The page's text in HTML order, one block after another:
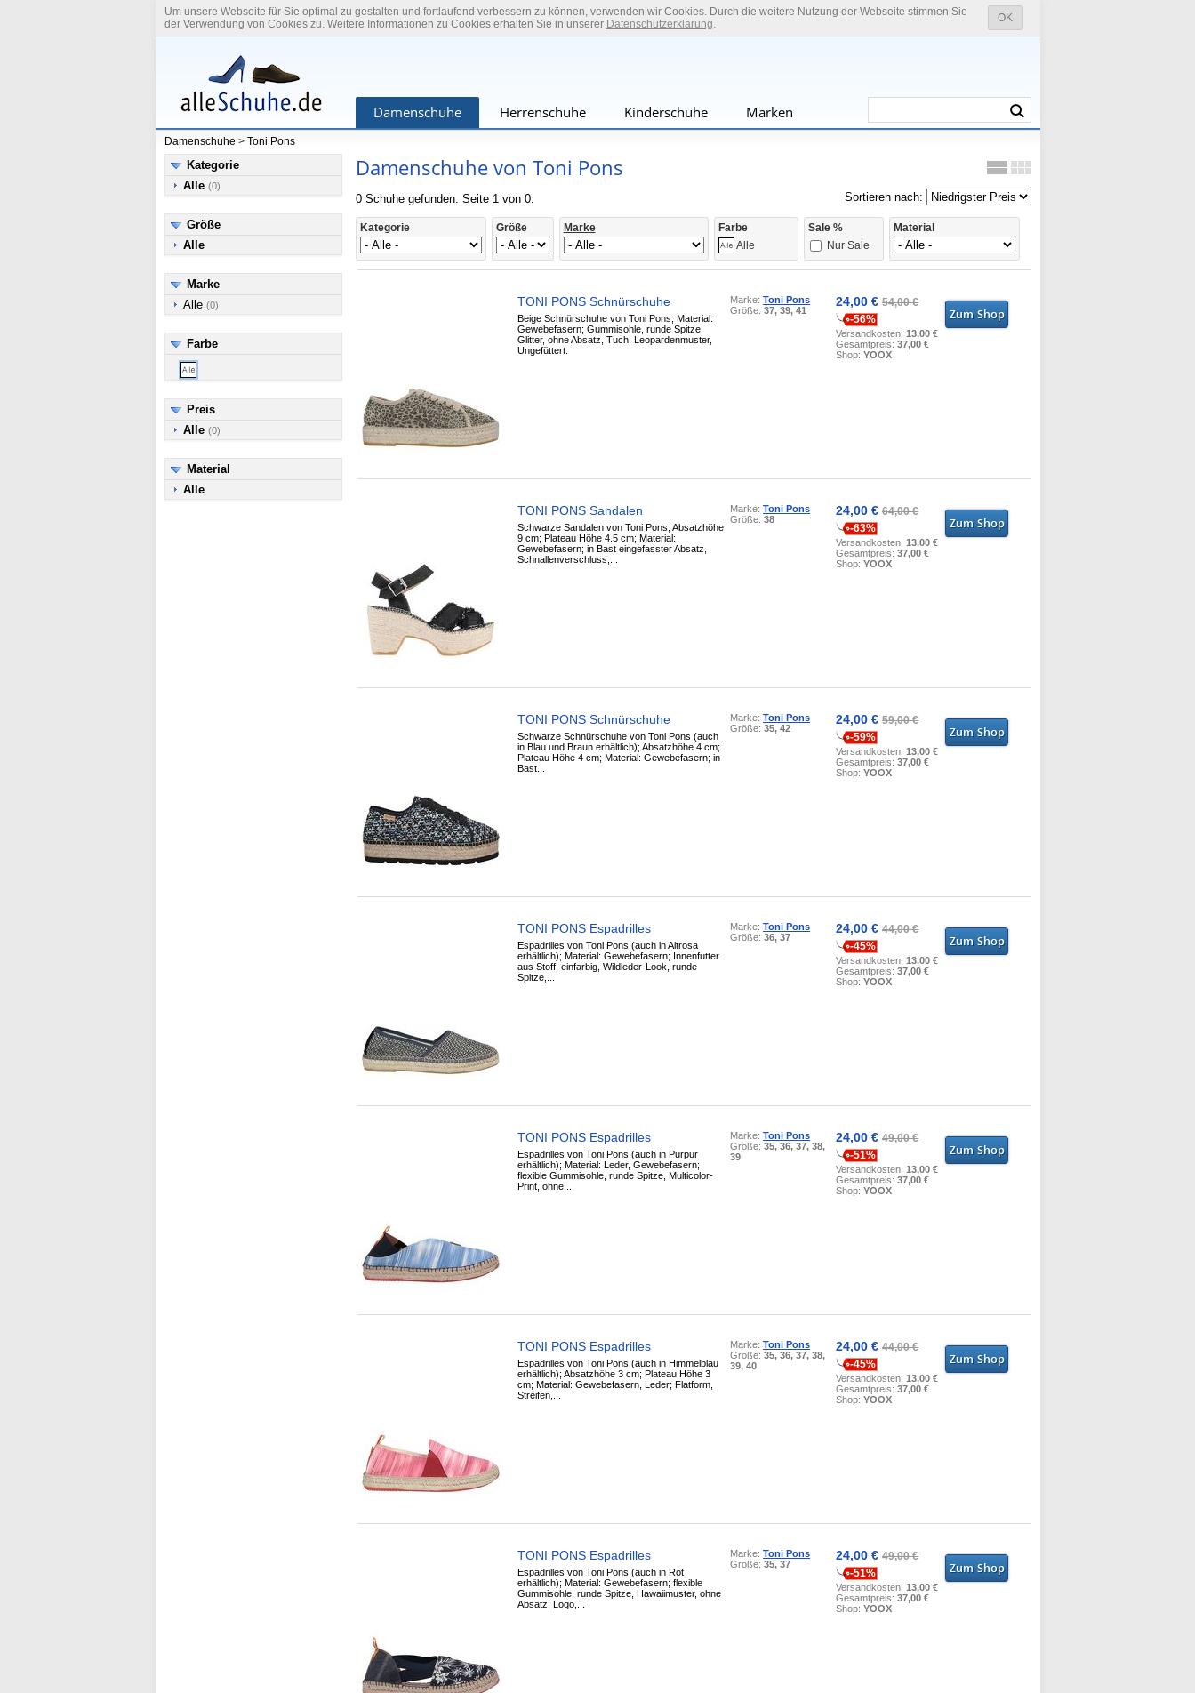
OK
Um unsere Webseite für Sie optimal zu gestalten und fortlaufend verbessern zu können, verwenden wir Cookies. Durch die weitere Nutzung der Webseite stimmen Sie
der Verwendung von Cookies zu. Weitere Informationen zu Cookies erhalten Sie in unserer Datenschutzerklärung.
Damenschuhe Herrenschuhe Kinderschuhe Marken
Damenschuhe> Toni Pons
Kategorie
Alle (0)
Größe
Alle
Marke
Alle (0)
Farbe
Preis
Alle (0)
Material
Alle
Damenschuhe von Toni Pons
Sortieren nach:
0 Schuhe gefunden. Seite 1 von 0.
Kategorie Größe Marke
Farbe
Alle
Sale %
Nur Sale
Material
TONI PONS Schnürschuhe
Beige Schnürschuhe von Toni Pons; Material:
Gewebefasern; Gummisohle, runde Spitze,
Glitter, ohne Absatz, Tuch, Leopardenmuster,
Ungefüttert.
Marke:Toni Pons
Größe:37, 39, 41
24,00 €54,00 €
-56%
Versandkosten:13,00 €
Gesamtpreis:37,00 €
Shop:YOOX
TONI PONS Sandalen
Schwarze Sandalen von Toni Pons; Absatzhöhe
9 cm; Plateau Höhe 4.5 cm; Material:
Gewebefasern; in Bast eingefasster Absatz,
Schnallenverschluss,...
Marke:Toni Pons
Größe:38
24,00 €64,00 €
-63%
Versandkosten:13,00 €
Gesamtpreis:37,00 €
Shop:YOOX
TONI PONS Schnürschuhe
Schwarze Schnürschuhe von Toni Pons (auch
in Blau und Braun erhältlich); Absatzhöhe 4 cm;
Plateau Höhe 4 cm; Material: Gewebefasern; in
Bast...
Marke:Toni Pons
Größe:35, 42
24,00 €59,00 €
-59%
Versandkosten:13,00 €
Gesamtpreis:37,00 €
Shop:YOOX
TONI PONS Espadrilles
Espadrilles von Toni Pons (auch in Altrosa
erhältlich); Material: Gewebefasern; Innenfutter
aus Stoff, einfarbig, Wildleder-Look, runde
Spitze,...
Marke:Toni Pons
Größe:36, 37
24,00 €44,00 €
-45%
Versandkosten:13,00 €
Gesamtpreis:37,00 €
Shop:YOOX
TONI PONS Espadrilles
Espadrilles von Toni Pons (auch in Purpur
erhältlich); Material: Leder, Gewebefasern;
flexible Gummisohle, runde Spitze, Multicolor-
Print, ohne...
Marke:Toni Pons
Größe:35, 36, 37, 38,
39
24,00 €49,00 €
-51%
Versandkosten:13,00 €
Gesamtpreis:37,00 €
Shop:YOOX
TONI PONS Espadrilles
Espadrilles von Toni Pons (auch in Himmelblau
erhältlich); Absatzhöhe 3 cm; Plateau Höhe 3
cm; Material: Gewebefasern, Leder; Flatform,
Streifen,...
Marke:Toni Pons
Größe:35, 36, 37, 38,
39, 40
24,00 €44,00 €
-45%
Versandkosten:13,00 €
Gesamtpreis:37,00 €
Shop:YOOX
TONI PONS Espadrilles
Espadrilles von Toni Pons (auch in Rot
erhältlich); Material: Gewebefasern; flexible
Gummisohle, runde Spitze, Hawaiimuster, ohne
Absatz, Logo,...
Marke:Toni Pons
Größe:35, 37
24,00 €49,00 €
-51%
Versandkosten:13,00 €
Gesamtpreis:37,00 €
Shop:YOOX